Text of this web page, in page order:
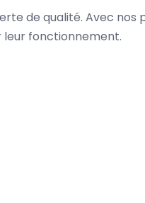
de qualité. Avec
leur fonctionnement.